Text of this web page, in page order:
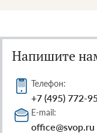
Напишите
Телефон:
+7 (495) 772-
E-mail:
office@svop.ru